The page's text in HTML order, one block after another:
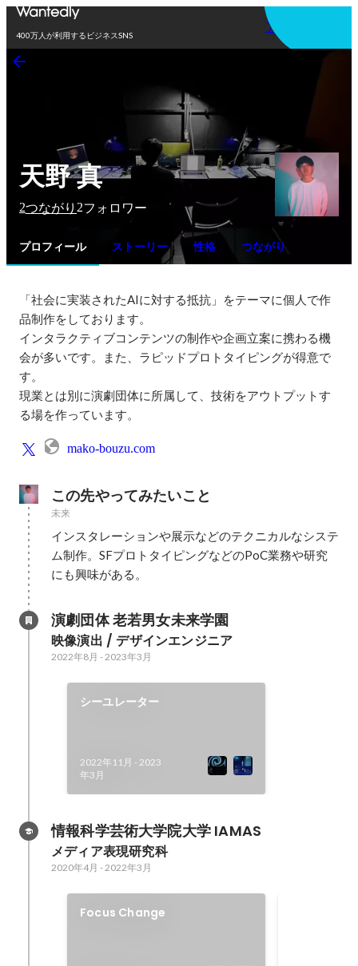
400万人が利用するビジネスSNS
アプリを使う
天野 真
2つながり 2フォロワー
プロフィール ストーリー 性格 つながり
「社会に実装されたAIに対する抵抗」をテーマに個人で作
品制作をしております。
インタラクティブコンテンツの制作や企画立案に携わる機
会が多いです。また、ラピッドプロトタイピングが得意で
す。
現業とは別に演劇団体に所属して、技術をアウトプットす
る場を作っています。
mako-bouzu.com
この先やってみたいこと
未来
インスタレーションや展示などのテクニカルなシステ
ム制作。SFプロトタイピングなどのPoC業務や研究
にも興味がある。
演劇団体 老若男女未来学園
映像演出 / デザインエンジニア
2022年8月 -2023年3月
シーユレーター
2022年11月 -2023
年3月
情報科学芸術大学院大学 IAMAS
メディア表現研究科
2020年4月 -2022年3月
Focus Change